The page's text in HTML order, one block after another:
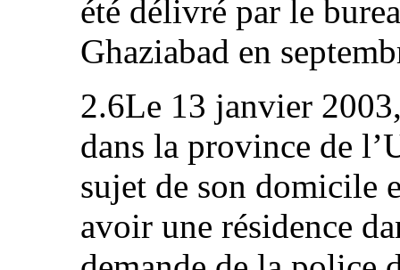
été délivré par le
Ghaziabad en
2.6Le 13 janvier
dans la province de
sujet de son domicile
avoir une résidence